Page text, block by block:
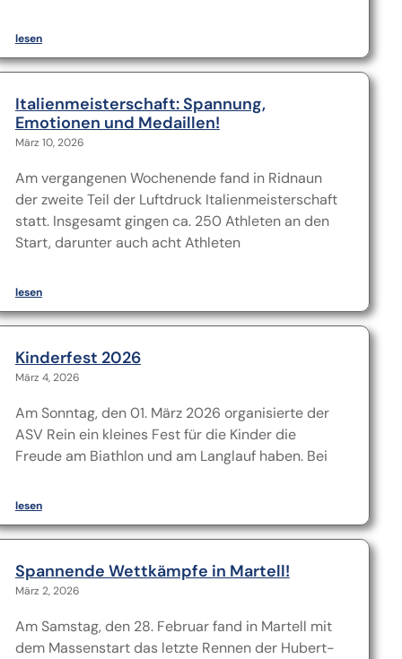
lesen
Italienmeisterschaft: Spannung,
Emotionen und Medaillen!
März 10, 2026
Am vergangenen Wochenende fand in Ridnaun
der zweite Teil der Luftdruck Italienmeisterschaft
statt. Insgesamt gingen ca. 250 Athleten an den
Start, darunter auch acht Athleten
lesen
Kinderfest 2026
März 4, 2026
Am Sonntag, den 01. März 2026 organisierte der
ASV Rein ein kleines Fest für die Kinder die
Freude am Biathlon und am Langlauf haben. Bei
lesen
Spannende Wettkämpfe in Martell!
März 2, 2026
Am Samstag, den 28. Februar fand in Martell mit
dem Massenstart das letzte Rennen der Hubert-